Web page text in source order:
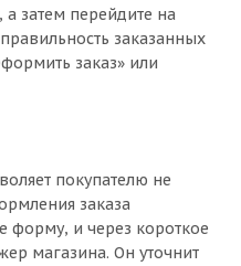
затем перейдите на
заказанных
заказ» или
покупателю не
заказа
форму, и через короткое
магазина. Он уточнит